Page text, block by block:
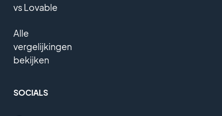
vs Lovable
Alle
vergelijkingen
bekijken
SOCIALS